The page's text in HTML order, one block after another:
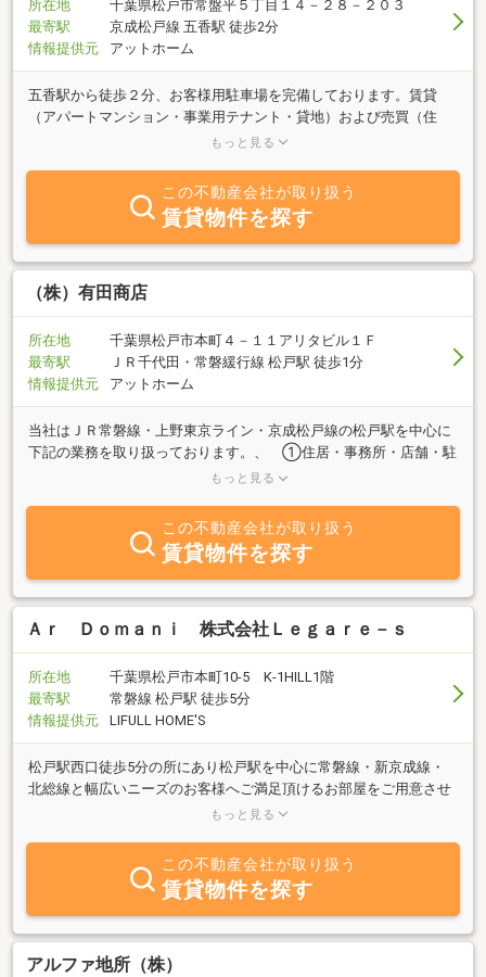
所在地
千葉県松戸市常盤平５丁目１４－２８－２０３
最寄駅
京成松戸線 五香駅 徒歩2分
情報提供元
アットホーム
五香駅から徒歩２分、お客様用駐車場を完備しております。賃貸
（アパートマンション・事業用テナント・貸地）および売買（住
宅、事業用物件）を扱っております。内外装リフォームも多数実績
もっと見る
この不動産会社が取り扱う
賃貸物件を探す
（株）有田商店
所在地
千葉県松戸市本町４－１１アリタビル１Ｆ
最寄駅
ＪＲ千代田・常磐緩行線 松戸駅 徒歩1分
情報提供元
アットホーム
当社はＪＲ常磐線・上野東京ライン・京成松戸線の松戸駅を中心に
下記の業務を取り扱っております。、 ①住居・事務所・店舗・駐
車場等の賃貸仲介業務・管理業務 ②土地・住居から事業用不動産
談（松戸市無料不動産相談員在籍）も承っております！皆様のご要
望に寄り添った対応を全力投球いたしますので是非お気軽にご相
談・お問合せ下さい。
もっと見る
この不動産会社が取り扱う
賃貸物件を探す
Ａｒ Ｄｏｍａｎｉ 株式会社Ｌｅｇａｒｅ－ｓ
所在地
千葉県松戸市本町10-5 K-1HILL1階
最寄駅
常磐線 松戸駅 徒歩5分
情報提供元
LIFULL HOME'S
松戸駅西口徒歩5分の所にあり松戸駅を中心に常磐線・新京成線・
北総線と幅広いニーズのお客様へご満足頂けるお部屋をご用意させ
て頂いております。ご購入や中古一戸建ての買取などお気軽にお問
もっと見る
この不動産会社が取り扱う
賃貸物件を探す
アルファ地所（株）